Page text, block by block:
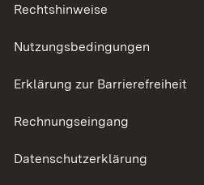
Rechtshinweise
Nutzungsbedingungen
Erklärung zur Barrierefreiheit
Rechnungseingang
Datenschutzerklärung